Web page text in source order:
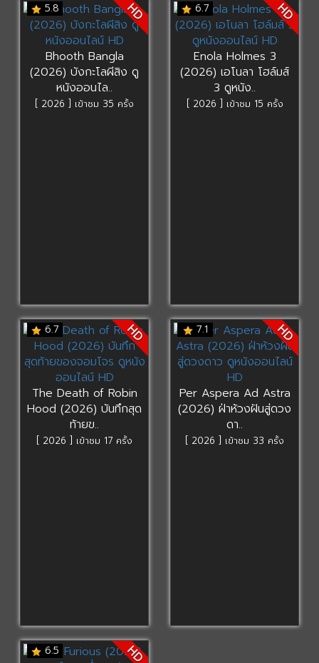
5.8 HD
Bhooth Bangla
(2026) บังกะโลผีสิง ดู
หนังออนไล..
[ 2026 ] เข้าชม 35 ครั้ง
6.7 HD
Enola Holmes 3
(2026) เอโนลา โฮล์มส์
3 ดูหนัง..
[ 2026 ] เข้าชม 15 ครั้ง
6.7 HD
The Death of Robin
Hood (2026) บันทึกสุด
ท้ายข..
[ 2026 ] เข้าชม 17 ครั้ง
7.1 HD
Per Aspera Ad Astra
(2026) ฝ่าห้วงฝันสู่ดวง
ดา..
[ 2026 ] เข้าชม 33 ครั้ง
6.5 HD